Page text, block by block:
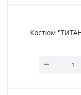
Костюм